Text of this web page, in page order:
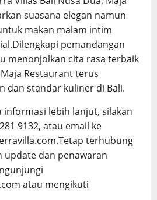
suasana elegan namun
makan malam intim
pemandangan
menonjolkan cita rasa terbaik
Restaurant terus
dan standar kuliner di Bali.
informasi lebih lanjut, silakan
9132, atau email ke
terhubung
update dan penawaran
atau mengikuti